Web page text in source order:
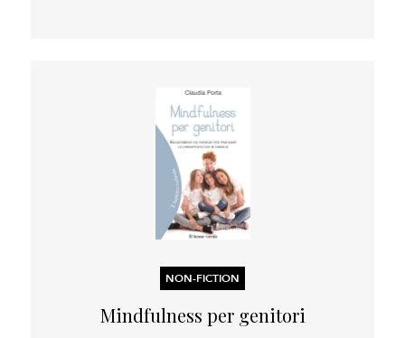
NON-FICTION
Mindfulness per genitori